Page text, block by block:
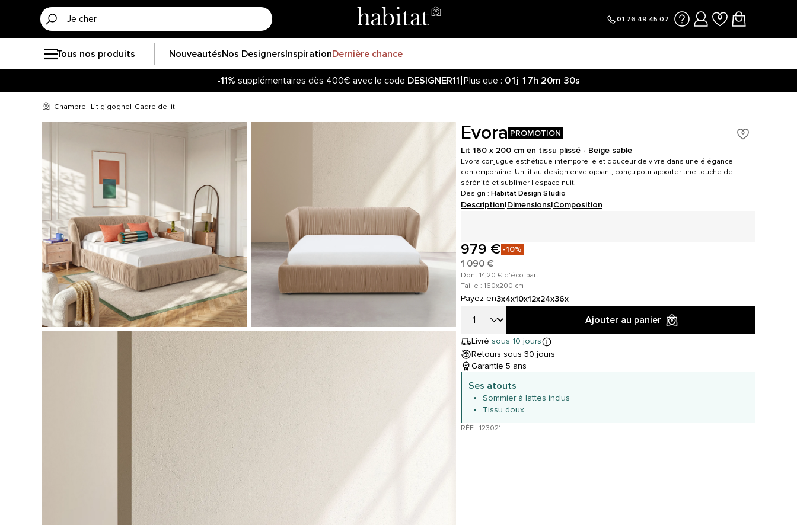
01 76 49 45 07
Tous nos produits NouveautésNos DesignersInspirationDernière chance
-11% supplémentaires dès 400€ avec le code DESIGNER11 Plus que : 01j 17h 20m 29s
Chambre Lit gigogne Cadre de lit
Evora PROMOTION
Lit 160 x 200 cm en tissu plissé - Beige sable
Evora conjugue esthétique intemporelle et douceur de vivre dans une élégance
contemporaine. Un lit au design enveloppant, conçu pour apporter une touche de
sérénité et sublimer l'espace nuit.
Design : Habitat Design Studio
Description|Dimensions|Composition
979 € -10%
1 090 €
Dont 14,20 € d'éco-part
Taille : 160x200 cm
Payez en3x4x10x12x24x36x
Ajouter au panier
Livré sous 10 jours
Retours sous 30 jours
Garantie 5 ans
Ses atouts
Sommier à lattes inclus
Tissu doux
RÉF : 123021